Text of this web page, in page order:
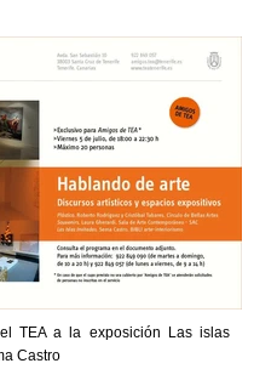
TEA a la exposición Las islas
Castro